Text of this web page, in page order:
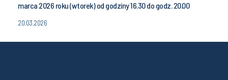
marca 2026 roku (wtorek) od godziny 16.30 do godz. 20.00
20.03.2026